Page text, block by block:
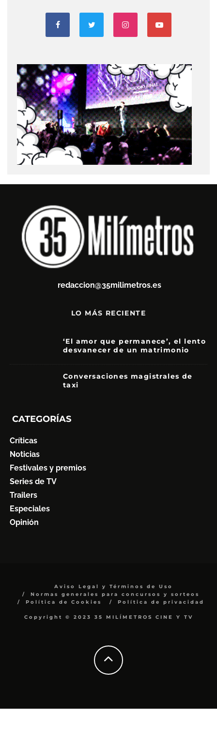
redaccion@35milimetros.es
LO MÁS RECIENTE
‘El amor que permanece’, el lento
desvanecer de un matrimonio
Conversaciones magistrales de
taxi
CATEGORÍAS
Críticas
Noticias
Festivales y premios
Series de TV
Trailers
Especiales
Opinión
Aviso Legal y Términos de Uso
Normas generales para concursos y sorteos
Política de Cookies
Política de privacidad
Copyright © 2023 35 MILÍMETROS CINE Y TV